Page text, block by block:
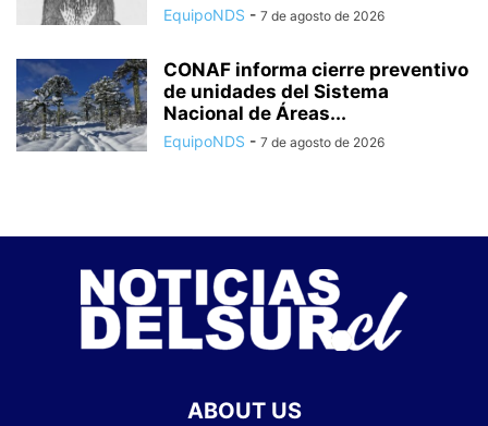
EquipoNDS - 7 de agosto de 2026
CONAF informa cierre preventivo
de unidades del Sistema
Nacional de Áreas...
EquipoNDS - 7 de agosto de 2026
ABOUT US